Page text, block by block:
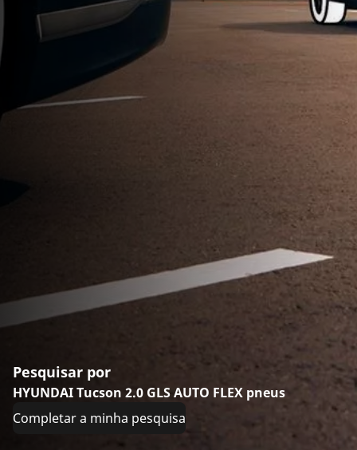
Pesquisar por
HYUNDAI Tucson 2.0 GLS AUTO FLEX pneus
Completar a minha pesquisa